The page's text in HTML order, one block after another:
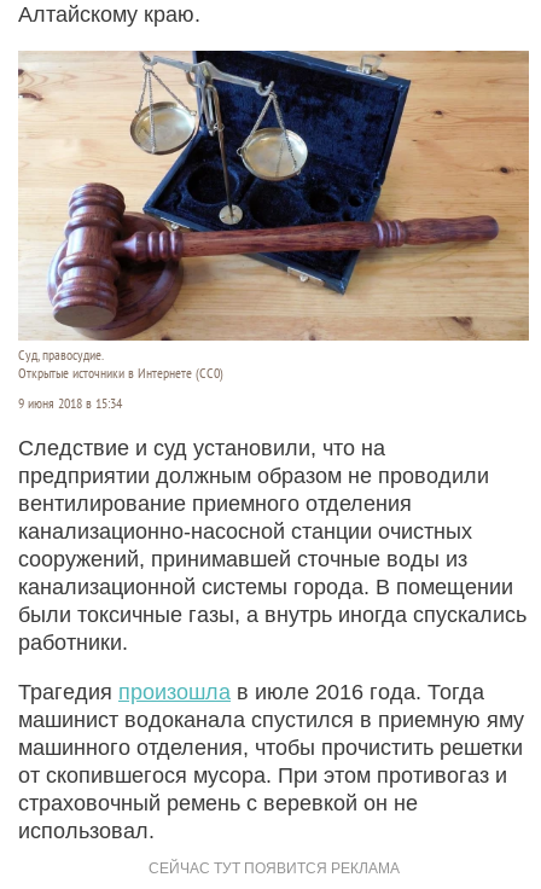
Алтайскому краю.
Суд, правосудие.
Открытые источники в Интернете (СС0)
9 июня 2018 в 15:34
Следствие и суд установили, что на
предприятии должным образом не проводили
вентилирование приемного отделения
канализационно-насосной станции очистных
сооружений, принимавшей сточные воды из
канализационной системы города. В помещении
были токсичные газы, а внутрь иногда спускались
работники.
Трагедия произошла в июле 2016 года. Тогда
машинист водоканала спустился в приемную яму
машинного отделения, чтобы прочистить решетки
от скопившегося мусора. При этом противогаз и
страховочный ремень с веревкой он не
использовал.